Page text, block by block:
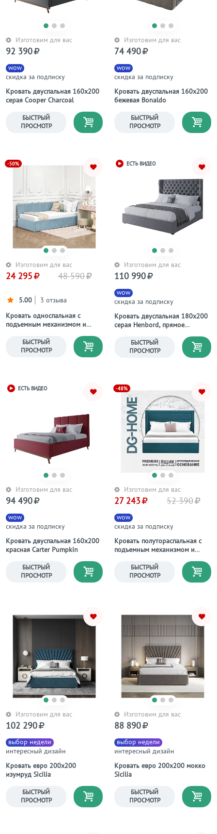
Изготовим для вас
Кровать двуспальная 160х200
серая Cooper Charcoal
wow
скидка за подписку
92 390
БЫСТРЫЙ
ПРОСМОТР
Изготовим для вас
Кровать двуспальная 160х200
бежевая Bonaldo
wow
скидка за подписку
74 490
БЫСТРЫЙ
ПРОСМОТР
-50%
Изготовим для вас
Кровать односпальная с
подъемным механизмом и
голубая Вега Мини
5.00 3 отзыва
24 295 48 590
БЫСТРЫЙ
ПРОСМОТР
ЕСТЬ ВИДЕО
Изготовим для вас
Кровать двуспальная 180х200
серая Henbord, прямое
wow
скидка за подписку
110 990
БЫСТРЫЙ
ПРОСМОТР
ЕСТЬ ВИДЕО
Изготовим для вас
Кровать двуспальная 160х200
красная Carter Pumpkin
wow
скидка за подписку
94 490
БЫСТРЫЙ
ПРОСМОТР
-48%
Изготовим для вас
Кровать полутораспальная с
подъемным механизмом и
изумрудная Luna
wow
скидка за подписку
27 243 52 390
БЫСТРЫЙ
ПРОСМОТР
Изготовим для вас
Кровать евро 200х200
изумруд Sicilia
выбор недели
интересный дизайн
102 290
БЫСТРЫЙ
ПРОСМОТР
Изготовим для вас
Кровать евро 200х200 мокко
Sicilia
выбор недели
интересный дизайн
88 890
БЫСТРЫЙ
ПРОСМОТР